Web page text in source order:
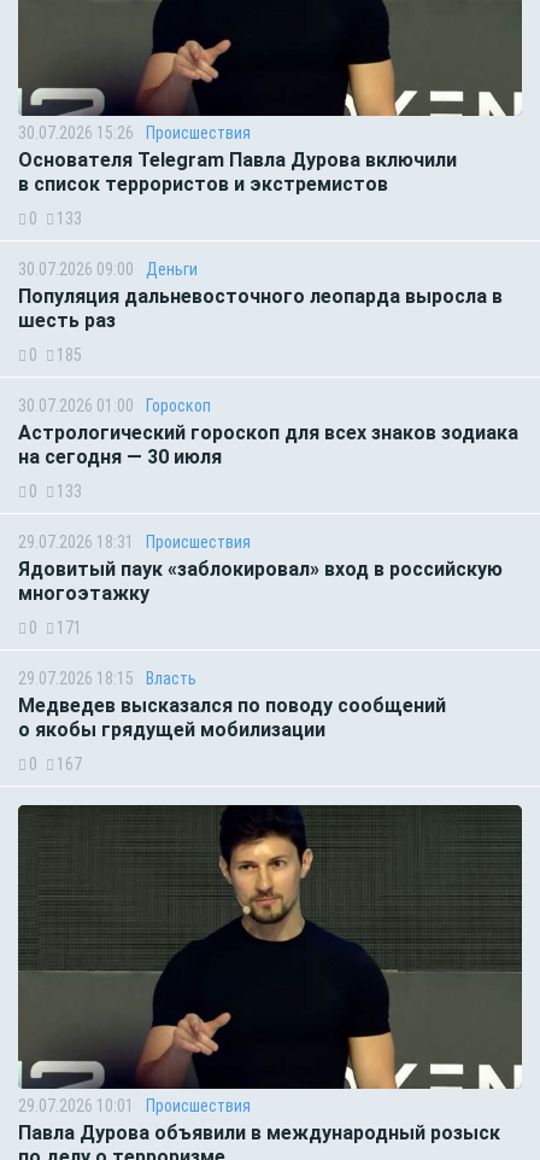
30.07.2026 15:26 Происшествия
Основателя Telegram Павла Дурова включили
в список террористов и экстремистов
0 133
30.07.2026 09:00 Деньги
Популяция дальневосточного леопарда выросла в
шесть раз
0 185
30.07.2026 01:00 Гороскоп
Астрологический гороскоп для всех знаков зодиака
на сегодня — 30 июля
0 133
29.07.2026 18:31 Происшествия
Ядовитый паук «заблокировал» вход в российскую
многоэтажку
0 171
29.07.2026 18:15 Власть
Медведев высказался по поводу сообщений
о якобы грядущей мобилизации
0 167
29.07.2026 10:01 Происшествия
Павла Дурова объявили в международный розыск